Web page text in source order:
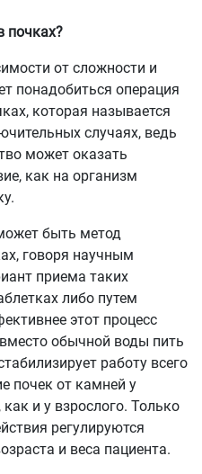
почках?
от сложности и
понадобиться операция
которая называется
случаях, ведь
может оказать
как на организм
быть метод
говоря научным
приема таких
либо путем
этот процесс
обычной воды пить
работу всего
почек от камней у
и у взрослого. Только
регулируются
и веса пациента.